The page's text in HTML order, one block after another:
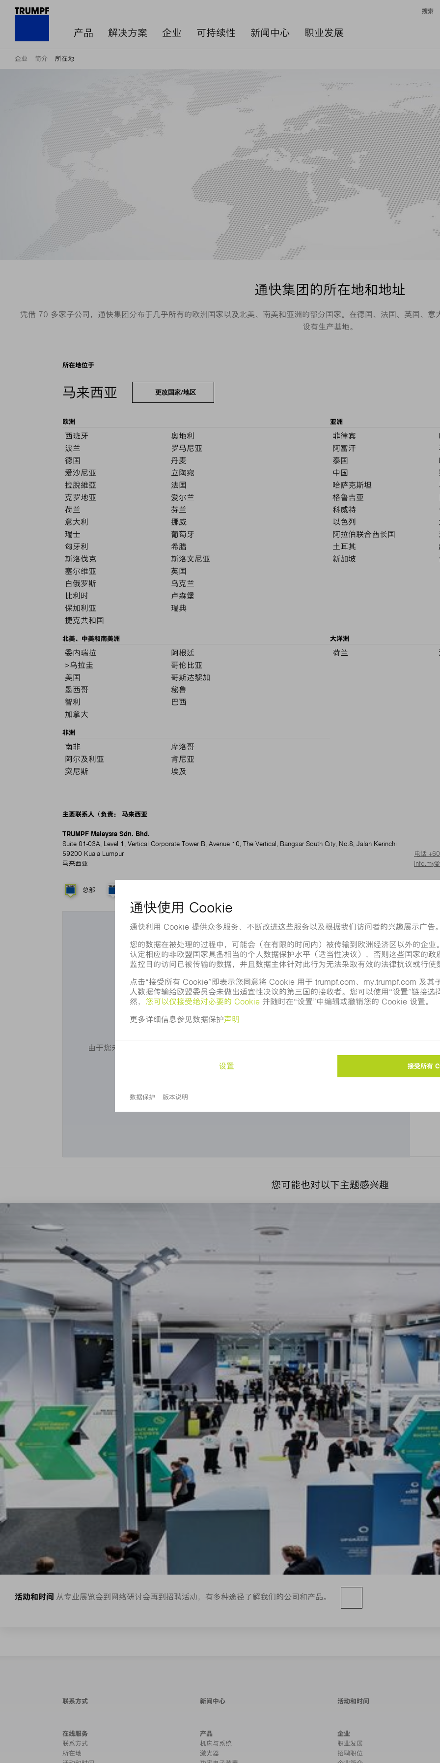
产品 解决方案 企业 可持续性 新闻中心 职业发展
搜索
企业 简介 所在地
通快集团的所在地和地址
凭借 70 多家子公司，通快集团分布于几乎所有的欧洲国家以及北美、南美和亚洲的部分国家。在德国、法国、英国、
设有生产基地。
所在地位于
马来西亚 更改国家/地区
欧洲
西班牙
奥地利
波兰
罗马尼亚
德国
丹麦
爱沙尼亚
立陶宛
拉脫維亞
法国
克罗地亚
爱尔兰
荷兰
芬兰
意大利
挪威
瑞士
葡萄牙
匈牙利
希腊
斯洛伐克
斯洛文尼亚
塞尔维亚
英国
白俄罗斯
乌克兰
比利时
卢森堡
保加利亚
瑞典
捷克共和国
亚洲
菲律宾
阿富汗
泰国
中国
哈萨克斯坦
格鲁吉亚
科威特
以色列
阿拉伯联合酋长国
土耳其
新加坡
北美、中美和南美洲
委内瑞拉
阿根廷
>乌拉圭
哥伦比亚
美国
哥斯达黎加
墨西哥
秘鲁
智利
巴西
加拿大
大洋洲
荷兰
非洲
南非
摩洛哥
阿尔及利亚
肯尼亚
突尼斯
埃及
主要联系人（负责： 马来西亚
TRUMPF Malaysia Sdn. Bhd.
Suite 01-03A, Level 1, Vertical Corporate Tower B, Avenue 10, The Vertical, Bangsar South City, No.8, Jalan Kerinchi
59200 Kuala Lumpur
马来西亚
电话
总部
您想使用 Google 地图？
由于您未同意我们使用 Cookie，无法向您显示 Google 地图。请调整您的
您可能也对以下主题感兴趣
活动和时间 从专业展览会到网络研讨会再到招聘活动，有多种途径了解我们的公司和产品。
联系方式 新闻中心 活动和时间
在线服务
联系方式
所在地
产品
机床与系统
激光器
企业
职业发展
招聘职位